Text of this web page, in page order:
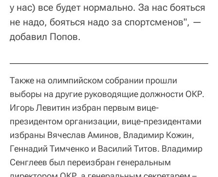
у нас) все будет нормально. За нас бояться
не надо, бояться надо за спортсменов", —
добавил Попов.
Также на олимпийском собрании прошли
выборы на другие руководящие должности ОКР.
Игорь Левитин избран первым вице-
президентом организации, вице-президентами
избраны Вячеслав Аминов, Владимир Кожин,
Геннадий Тимченко и Василий Титов. Владимир
Сенглеев был переизбран генеральным